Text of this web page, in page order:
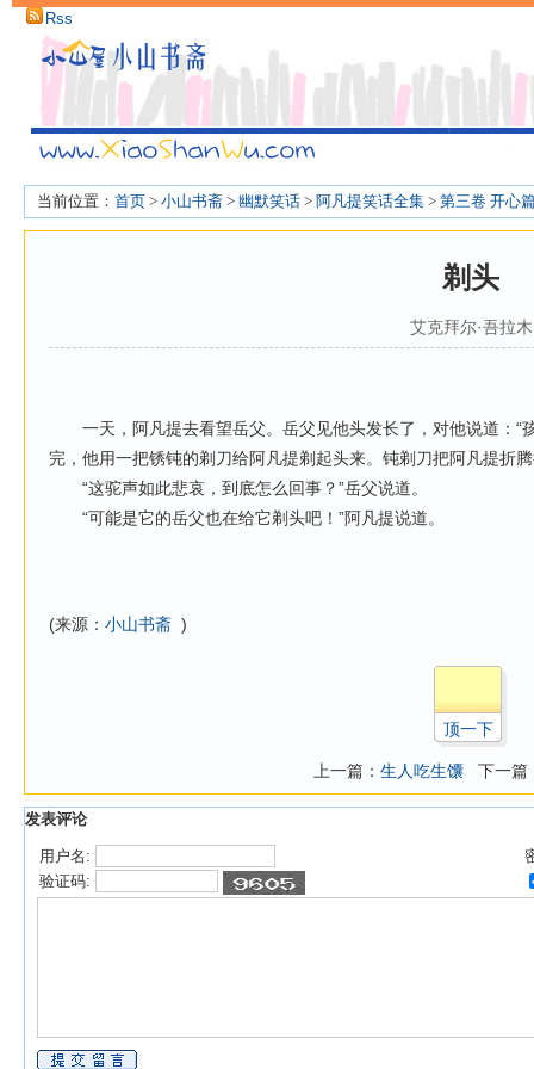
Rss
当前位置： 首页 > 小山书斋 > 幽默笑话 > 阿凡提笑话全集 > 第三卷 开心
剃头
艾克拜尔·吾拉木
一天，阿凡提去看望岳父。岳父见他头发长了，对他说道：“
完，他用一把锈钝的剃刀给阿凡提剃起头来。钝剃刀把阿凡提折
“这驼声如此悲哀，到底怎么回事？”岳父说道。
“可能是它的岳父也在给它剃头吧！”阿凡提说道。
(来源： 小山书斋 )
顶一下
上一篇： 生人吃生馕 下一篇
发表评论
用户名:
验证码: